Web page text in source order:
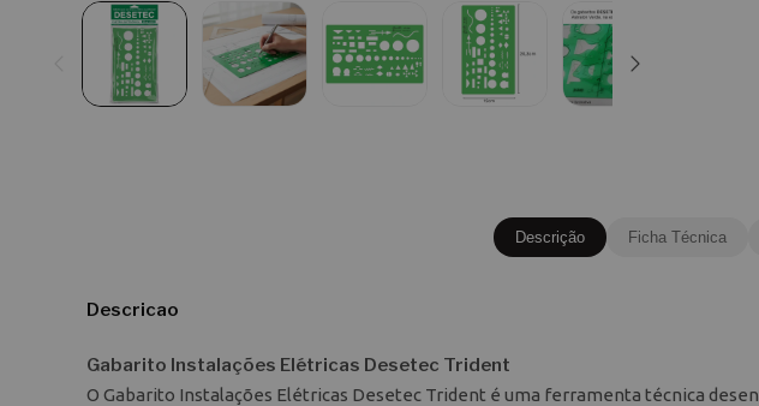
Descrição Ficha Técnica
Descricao
Gabarito Instalações Elétricas Desetec Trident
O Gabarito Instalações Elétricas Desetec Trident é uma ferramenta técnica